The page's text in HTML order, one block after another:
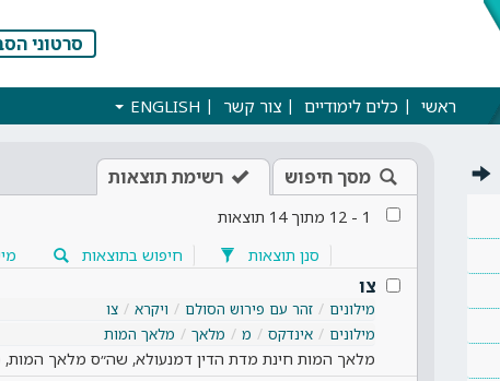
סרטוני
ראשי כלים לימודיים צור קשר ENGLISH
מסך חיפוש רשימת תוצאות
1
-
12 מתוך14 תוצאות
סנן תוצאות
חיפוש בתוצאות
צו
מילונים זהר עם פירוש הסולם ויקרא
צו
מילונים
אינדקס מ מלאך מלאך המות
מלאך המות חינת מדת הדין דמנעולא, שה״ס מלאך